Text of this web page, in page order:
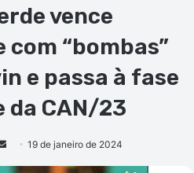
vence
com “bombas”
e passa à fase
da CAN/23
Mande19 de janeiro de 2024